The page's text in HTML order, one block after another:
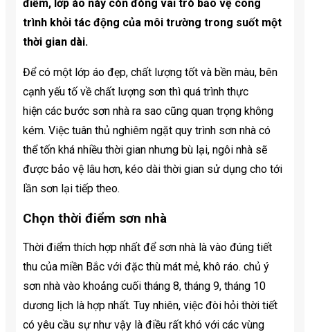
điểm, lớp áo này còn đóng vai trò bảo vệ công
trình khỏi tác động của môi trường trong suốt một
thời gian dài.
Để có một lớp áo đẹp, chất lượng tốt và bền màu, bên
cạnh yếu tố về chất lượng sơn thì quá trình thực
hiện các bước sơn nhà ra sao cũng quan trọng không
kém. Việc tuân thủ nghiêm ngặt quy trình sơn nhà có
thể tốn khá nhiều thời gian nhưng bù lại, ngôi nhà sẽ
được bảo vệ lâu hơn, kéo dài thời gian sử dụng cho tới
lần sơn lại tiếp theo.
Chọn thời điểm sơn nhà
Thời điểm thích hợp nhất để sơn nhà là vào đúng tiết
thu của miền Bắc với đặc thù mát mẻ, khô ráo. chủ ý
sơn nhà vào khoảng cuối tháng 8, tháng 9, tháng 10
dương lịch là hợp nhất. Tuy nhiên, việc đòi hỏi thời tiết
có yêu cầu sự như vậy là điều rất khó với các vùng